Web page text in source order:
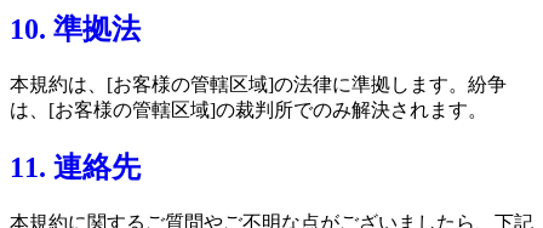
10. 準拠法
本規約は、[お客様の管轄区域]の法律に準拠します。紛争
は、[お客様の管轄区域]の裁判所でのみ解決されます。
11. 連絡先
本規約に関するご質問やご不明な点がございましたら、下記